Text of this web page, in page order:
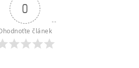
0
článek